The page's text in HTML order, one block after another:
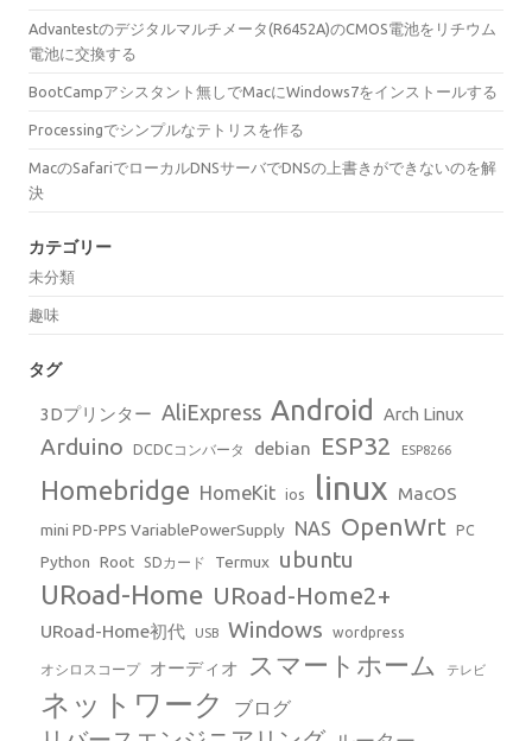
Advantestのデジタルマルチメータ(R6452A)のCMOS電池をリチウム
電池に交換する
BootCampアシスタント無しでMacにWindows7をインストールする
Processingでシンプルなテトリスを作る
MacのSafariでローカルDNSサーバでDNSの上書きができないのを解
決
カテゴリー
未分類
趣味
タグ
3Dプリンター AliExpress Android Arch Linux
Arduino DCDCコンバータ debian ESP32 ESP8266
Homebridge HomeKit ios linux MacOS
mini PD-PPS VariablePowerSupply NAS OpenWrt PC
Python Root SDカード Termux ubuntu
URoad-Home URoad-Home2+
URoad-Home初代 USB Windows wordpress
オシロスコープ オーディオ スマートホーム テレビ
ネットワーク ブログ